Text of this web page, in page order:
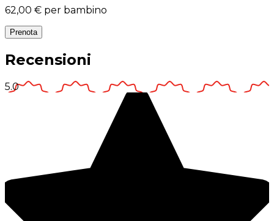
62,00 € per bambino
Prenota
Recensioni
5.0